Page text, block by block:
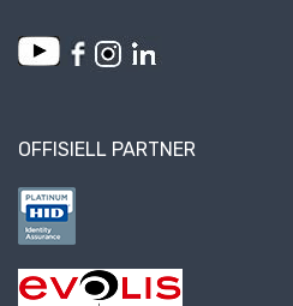
OFFISIELL PARTNER